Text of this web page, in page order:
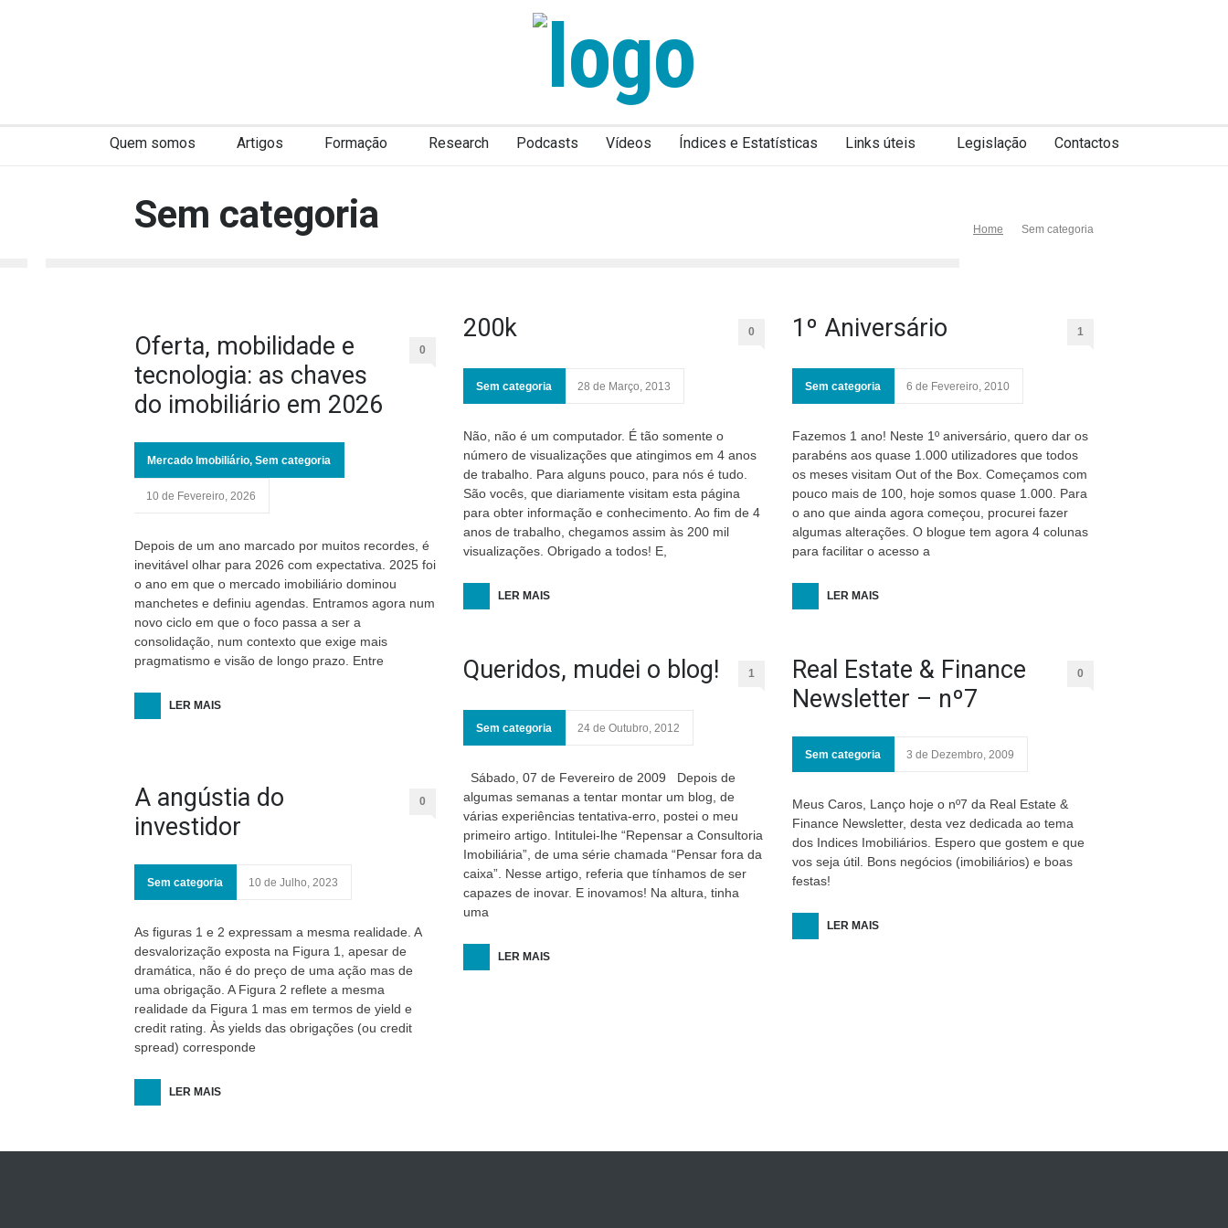
Quem somos Artigos Formação Research Podcasts Vídeos Índices e Estatísticas Links úteis Legislação Contactos
Sem categoria Home Sem categoria
Oferta, mobilidade e
tecnologia: as chaves
do imobiliário em 2026
0
Mercado Imobiliário, Sem categoria
10 de Fevereiro, 2026
Depois de um ano marcado por muitos recordes, é
inevitável olhar para 2026 com expectativa. 2025 foi
o ano em que o mercado imobiliário dominou
manchetes e definiu agendas. Entramos agora num
novo ciclo em que o foco passa a ser a
consolidação, num contexto que exige mais
pragmatismo e visão de longo prazo. Entre
LER MAIS
A angústia do
investidor
0
Sem categoria 10 de Julho, 2023
As figuras 1 e 2 expressam a mesma realidade. A
desvalorização exposta na Figura 1, apesar de
dramática, não é do preço de uma ação mas de
uma obrigação. A Figura 2 reflete a mesma
realidade da Figura 1 mas em termos de yield e
credit rating. Às yields das obrigações (ou credit
spread) corresponde
LER MAIS
200k 0
Sem categoria 28 de Março, 2013
Não, não é um computador. É tão somente o
número de visualizações que atingimos em 4 anos
de trabalho. Para alguns pouco, para nós é tudo.
São vocês, que diariamente visitam esta página
para obter informação e conhecimento. Ao fim de 4
anos de trabalho, chegamos assim às 200 mil
visualizações. Obrigado a todos! E,
LER MAIS
Queridos, mudei o blog! 1
Sem categoria 24 de Outubro, 2012
Sábado, 07 de Fevereiro de 2009 Depois de
algumas semanas a tentar montar um blog, de
várias experiências tentativa-erro, postei o meu
primeiro artigo. Intitulei-lhe “Repensar a Consultoria
Imobiliária”, de uma série chamada “Pensar fora da
caixa”. Nesse artigo, referia que tínhamos de ser
capazes de inovar. E inovamos! Na altura, tinha
uma
LER MAIS
1º Aniversário 1
Sem categoria 6 de Fevereiro, 2010
Fazemos 1 ano! Neste 1º aniversário, quero dar os
parabéns aos quase 1.000 utilizadores que todos
os meses visitam Out of the Box. Começamos com
pouco mais de 100, hoje somos quase 1.000. Para
o ano que ainda agora começou, procurei fazer
algumas alterações. O blogue tem agora 4 colunas
para facilitar o acesso a
LER MAIS
Real Estate & Finance
Newsletter – nº7
0
Sem categoria 3 de Dezembro, 2009
Meus Caros, Lanço hoje o nº7 da Real Estate &
Finance Newsletter, desta vez dedicada ao tema
dos Indices Imobiliários. Espero que gostem e que
vos seja útil. Bons negócios (imobiliários) e boas
festas!
LER MAIS